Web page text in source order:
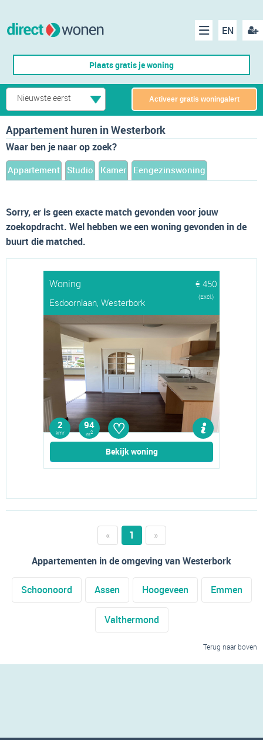
EN
Menu
Plaats gratis je woning
Nieuwste eerst Activeer gratis woningalert
Appartement huren in Westerbork
Waar ben je naar op zoek?
Appartement Studio Kamer Eengezinswoning
Sorry, er is geen exacte match gevonden voor jouw
zoekopdracht. Wel hebben we een woning gevonden in de
buurt die matched.
Woning
€ 450
Esdoornlaan, Westerbork
(Excl.)
2
kmr
94
m2 ♡
Bekijk woning
« 1
»
Appartementen in de omgeving van Westerbork
Schoonoord Assen Hoogeveen Emmen
Valthermond
Terug naar boven